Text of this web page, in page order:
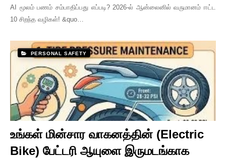
AI மூலம் பணம் சம்பாதிப்பது எப்படி? 2026-ல் ஆன்லைனில் வருமானம் ஈட்ட
10 சிறந்த வழிகள்! &quo…
PERSONAL SAFETY
உங்கள் மின்சார வாகனத்தின் (Electric
Bike) பேட்டரி ஆயுளை இருமடங்காக